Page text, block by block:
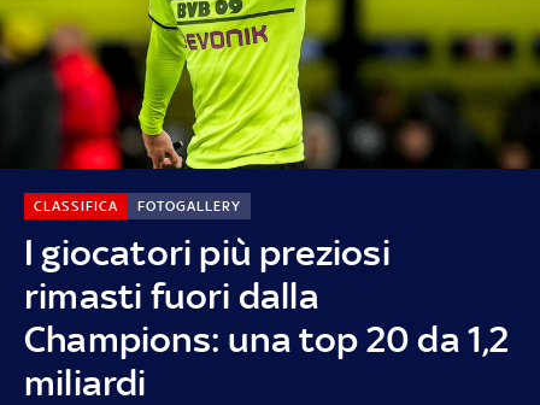
I giocatori più preziosi
rimasti fuori dalla
Champions: una top 20 da 1,2
miliardi
CLASSIFICA FOTOGALLERY